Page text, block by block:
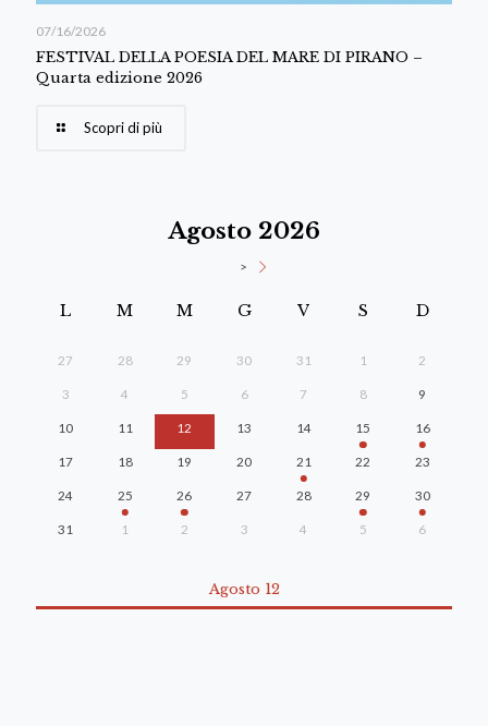
07/16/2026
FESTIVAL DELLA POESIA DEL MARE DI PIRANO –
Quarta edizione 2026
Scopri di più
Agosto 2026
>
L M M G V S D
27 28 29 30 31 1 2
3 4 5 6 7 8 9
10 11 12 13 14 15 16
17 18 19 20 21 22 23
24 25 26 27 28 29 30
31 1 2 3 4 5 6
Agosto 12